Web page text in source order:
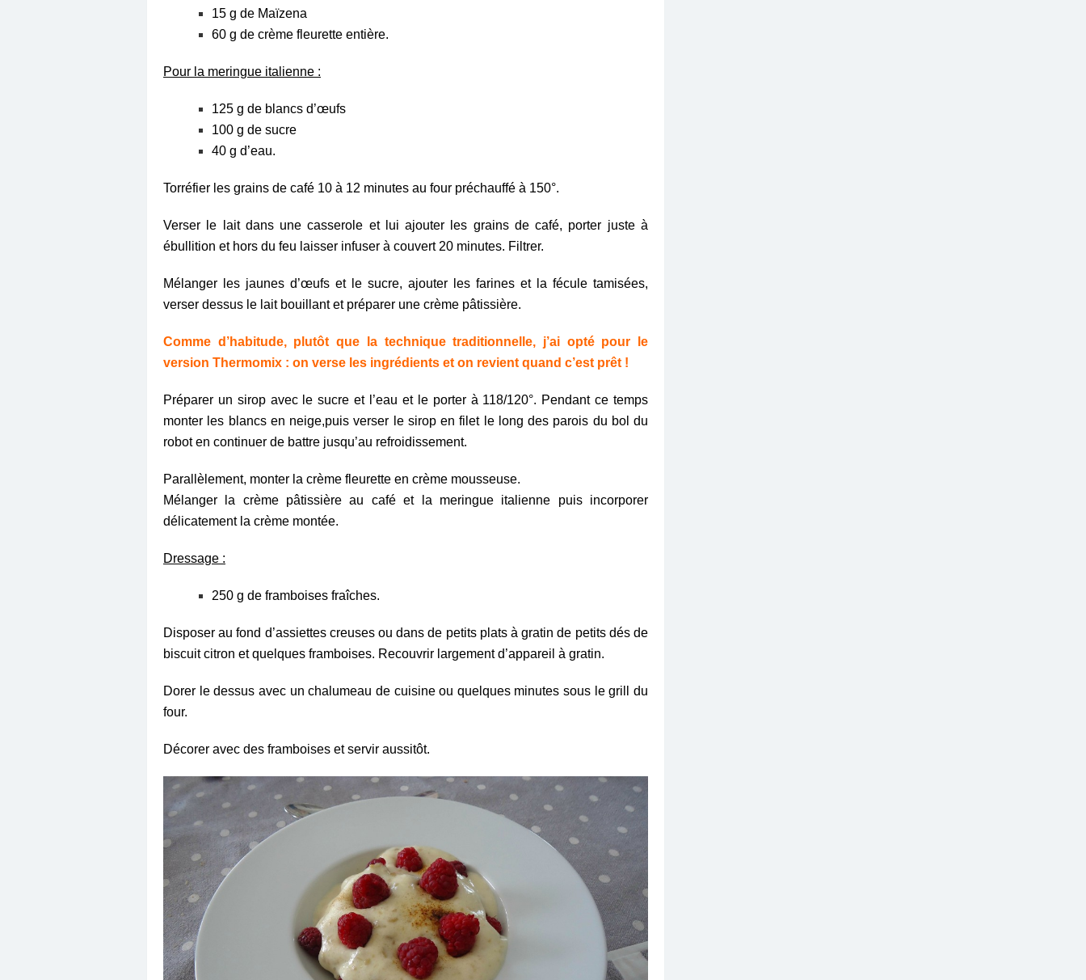
15 g de Maïzena
60 g de crème fleurette entière.
Pour la meringue italienne :
125 g de blancs d’œufs
100 g de sucre
40 g d’eau.
Torréfier les grains de café 10 à 12 minutes au four préchauffé à 150°.
Verser le lait dans une casserole et lui ajouter les grains de café, porter juste à
ébullition et hors du feu laisser infuser à couvert 20 minutes. Filtrer.
Mélanger les jaunes d’œufs et le sucre, ajouter les farines et la fécule tamisées,
verser dessus le lait bouillant et préparer une crème pâtissière.
Comme d’habitude, plutôt que la technique traditionnelle, j’ai opté pour le
version Thermomix : on verse les ingrédients et on revient quand c’est prêt !
Préparer un sirop avec le sucre et l’eau et le porter à 118/120°. Pendant ce temps
monter les blancs en neige,puis verser le sirop en filet le long des parois du bol du
robot en continuer de battre jusqu’au refroidissement.
Parallèlement, monter la crème fleurette en crème mousseuse.
Mélanger
la crème pâtissière au caféet la meringue italienne puis incorporer
délicatement la crème montée.
Dressage :
250 g de framboises fraîches.
Disposer au fond d’assiettes creuses ou dans de petits plats à gratin de petits dés de
biscuit citron et quelques framboises. Recouvrir largement d’appareil à gratin.
Dorer le dessus avec un chalumeau de cuisine ou quelques minutes sous le grill du
four.
Décorer avec des framboises et servir aussitôt.